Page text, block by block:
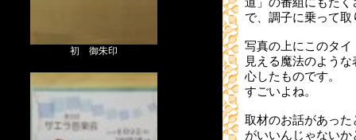
初 御朱印
で、調子に乗って
写真の上にこのタ
見える魔法のよう
心したものです。
すごいよね。
取材のお話があっ
がいいんじゃない